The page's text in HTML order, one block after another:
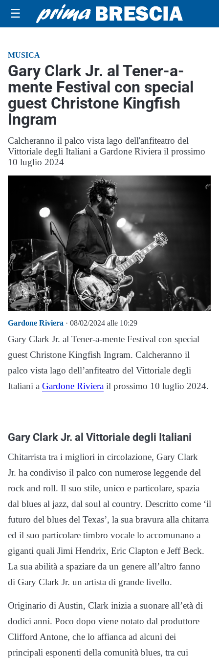
☰
MUSICA
Gary Clark Jr. al Tener-a-
mente Festival con special
guest Christone Kingfish
Ingram
Calcheranno il palco vista lago dell'anfiteatro del
Vittoriale degli Italiani a Gardone Riviera il prossimo
10 luglio 2024
Gardone Riviera · 08/02/2024 alle 10:29
Gary Clark Jr. al Tener-a-mente Festival con special
guest Christone Kingfish Ingram. Calcheranno il
palco vista lago dell’anfiteatro del Vittoriale degli
Italiani a Gardone Riviera il prossimo 10 luglio 2024.
Gary Clark Jr. al Vittoriale degli Italiani
Chitarrista tra i migliori in circolazione, Gary Clark
Jr. ha condiviso il palco con numerose leggende del
rock and roll. Il suo stile, unico e particolare, spazia
dal blues al jazz, dal soul al country. Descritto come ‘il
futuro del blues del Texas’, la sua bravura alla chitarra
ed il suo particolare timbro vocale lo accomunano a
giganti quali Jimi Hendrix, Eric Clapton e Jeff Beck.
La sua abilità a spaziare da un genere all’altro fanno
di Gary Clark Jr. un artista di grande livello.
Originario di Austin, Clark inizia a suonare all’età di
dodici anni. Poco dopo viene notato dal produttore
Clifford Antone, che lo affianca ad alcuni dei
principali esponenti della comunità blues, tra cui